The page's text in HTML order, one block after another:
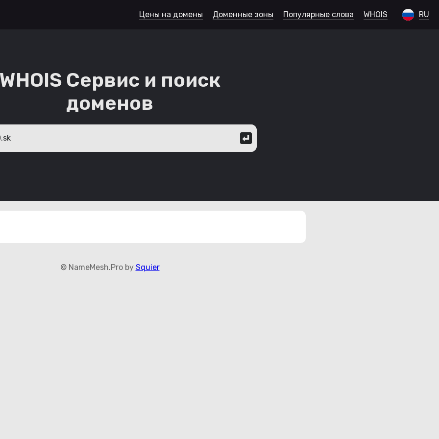
RU
Цены на домены Доменные зоны Популярные слова WHOIS
WHOIS Сервис и поиск
доменов
© NameMesh.Pro by Squier